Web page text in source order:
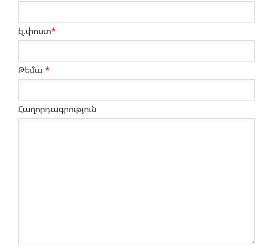
էլ.փոստ*
Թեմա *
Հաղորդագրություն